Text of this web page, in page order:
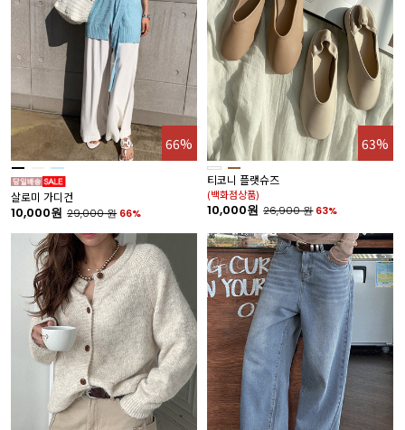
66%
살로미 가디건
10,000원 29,000원 66%
63%
티코니 플랫슈즈
(백화점상품)
10,000원 26,900원 63%